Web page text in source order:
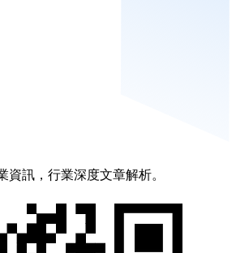
資訊，行業深度文章解析。